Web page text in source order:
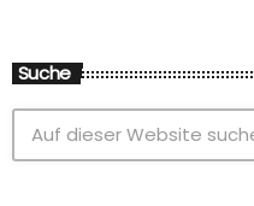
Suche